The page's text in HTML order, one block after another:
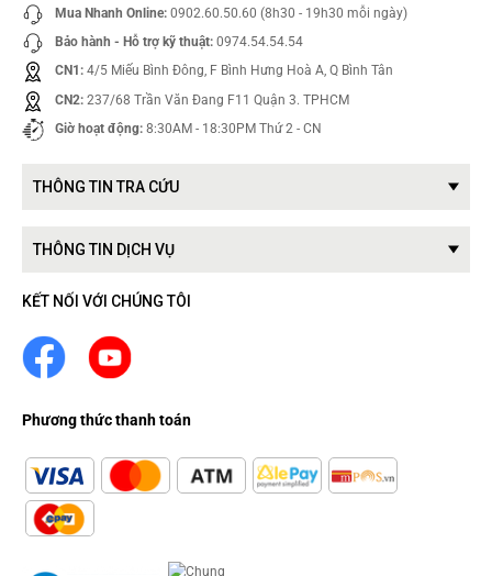
Mua Nhanh Online: 0902.60.50.60 (8h30 - 19h30 mỗi ngày)
Bảo hành - Hỗ trợ kỹ thuật: 0974.54.54.54
CN1: 4/5 Miếu Bình Đông, F Bình Hưng Hoà A, Q Bình Tân
CN2: 237/68 Trần Văn Đang F11 Quận 3. TPHCM
Giờ hoạt động: 8:30AM - 18:30PM Thứ 2 - CN
THÔNG TIN TRA CỨU
THÔNG TIN DỊCH VỤ
KẾT NỐI VỚI CHÚNG TÔI
Phương thức thanh toán